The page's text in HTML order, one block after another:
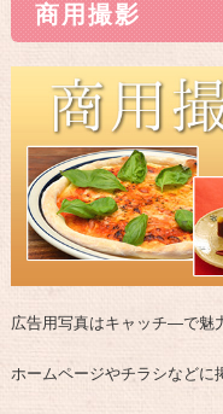
商用撮影
広告用写真はキャッチ―で魅
ホームページやチラシなどに